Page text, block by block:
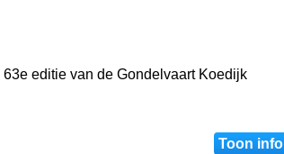
editie van de Gondelvaart Koedijk
Toon info